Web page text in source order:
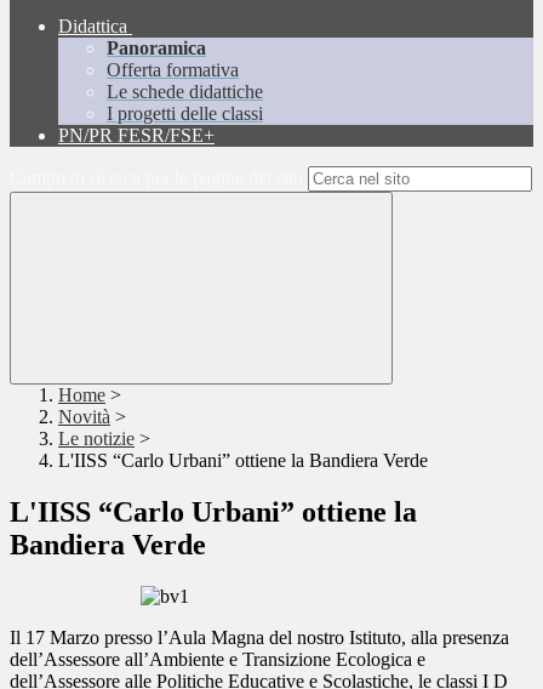
Didattica
Panoramica
Offerta formativa
Le schede didattiche
I progetti delle classi
PN/PR FESR/FSE+
Home >
Novità >
Le notizie >
L'IISS “Carlo Urbani” ottiene la Bandiera Verde
L'IISS “Carlo Urbani” ottiene la
Bandiera Verde
Il 17 Marzo presso l’Aula Magna del nostro Istituto, alla presenza
dell’Assessore all’Ambiente e Transizione Ecologica e
dell’Assessore alle Politiche Educative e Scolastiche, le classi I D